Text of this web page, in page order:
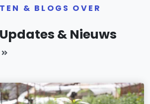
& BLOGS OVER
& Nieuws